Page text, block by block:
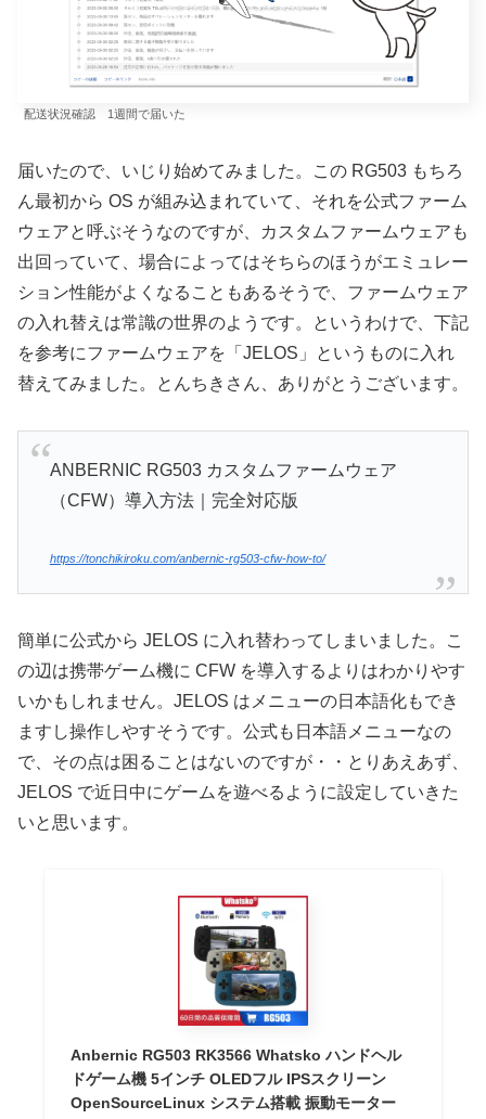
配送状況確認 1週間で届いた
届いたので、いじり始めてみました。この RG503 もちろ
ん最初から OS が組み込まれていて、それを公式ファーム
ウェアと呼ぶそうなのですが、カスタムファームウェアも
出回っていて、場合によってはそちらのほうがエミュレー
ション性能がよくなることもあるそうで、ファームウェア
の入れ替えは常識の世界のようです。というわけで、下記
を参考にファームウェアを「JELOS」というものに入れ
替えてみました。とんちきさん、ありがとうございます。
ANBERNIC RG503 カスタムファームウェア
（CFW）導入方法｜完全対応版
https://tonchikiroku.com/anbernic-rg503-cfw-how-to/
簡単に公式から JELOS に入れ替わってしまいました。こ
の辺は携帯ゲーム機に CFW を導入するよりはわかりやす
いかもしれません。JELOS はメニューの日本語化もでき
ますし操作しやすそうです。公式も日本語メニューなの
で、その点は困ることはないのですが・・とりあえあず、
JELOS で近日中にゲームを遊べるように設定していきた
いと思います。
Anbernic RG503 RK3566 Whatsko ハンドヘル
ドゲーム機 5インチ OLEDフル IPSスクリーン
OpenSourceLinux システム搭載 振動モーター